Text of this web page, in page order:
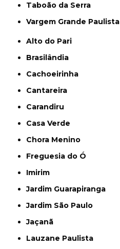
Taboão da Serra
Vargem Grande Paulista
Alto do Pari
Brasilândia
Cachoeirinha
Cantareira
Carandiru
Casa Verde
Chora Menino
Freguesia do Ó
Imirim
Jardim Guarapiranga
Jardim São Paulo
Jaçanã
Lauzane Paulista